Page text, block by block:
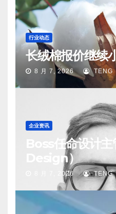
行业动态
长绒棉报价继续
8 月 7, 2026 TENG
企业资讯
Boss任命设计
Design）
8 月 7, 2026 TENG